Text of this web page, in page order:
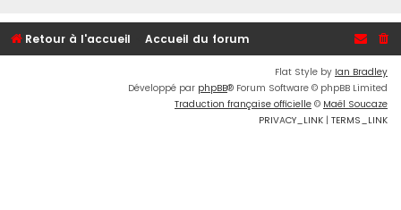
Retour à l'accueil Accueil du forum
Flat Style by Ian Bradley
Développé par phpBB® Forum Software © phpBB Limited
Traduction française officielle © Maël Soucaze
PRIVACY_LINK | TERMS_LINK